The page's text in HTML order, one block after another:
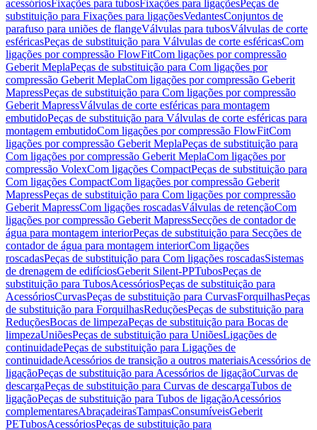
acessóriosFixações para tubosFixações para ligaçõesPeças de
substituição para Fixações para ligaçõesVedantesConjuntos de
parafuso para uniões de flangeVálvulas para tubosVálvulas de corte
esféricasPeças de substituição para Válvulas de corte esféricasCom
ligações por compressão FlowFitCom ligações por compressão
Geberit MeplaPeças de substituição para Com ligações por
compressão Geberit MeplaCom ligações por compressão Geberit
MapressPeças de substituição para Com ligações por compressão
Geberit MapressVálvulas de corte esféricas para montagem
embutidoPeças de substituição para Válvulas de corte esféricas para
montagem embutidoCom ligações por compressão FlowFitCom
ligações por compressão Geberit MeplaPeças de substituição para
Com ligações por compressão Geberit MeplaCom ligações por
compressão VolexCom ligações CompactPeças de substituição para
Com ligações CompactCom ligações por compressão Geberit
MapressPeças de substituição para Com ligações por compressão
Geberit MapressCom ligações roscadasVálvulas de retençãoCom
ligações por compressão Geberit MapressSecções de contador de
água para montagem interiorPeças de substituição para Secções de
contador de água para montagem interiorCom ligações
roscadasPeças de substituição para Com ligações roscadasSistemas
de drenagem de edifíciosGeberit Silent-PPTubosPeças de
substituição para TubosAcessóriosPeças de substituição para
AcessóriosCurvasPeças de substituição para CurvasForquilhasPeças
de substituição para ForquilhasReduçõesPeças de substituição para
ReduçõesBocas de limpezaPeças de substituição para Bocas de
limpezaUniõesPeças de substituição para UniõesLigações de
continuidadePeças de substituição para Ligações de
continuidadeAcessórios de transição a outros materiaisAcessórios de
ligaçãoPeças de substituição para Acessórios de ligaçãoCurvas de
descargaPeças de substituição para Curvas de descargaTubos de
ligaçãoPeças de substituição para Tubos de ligaçãoAcessórios
complementaresAbraçadeirasTampasConsumíveisGeberit
PETubosAcessóriosPeças de substituição para